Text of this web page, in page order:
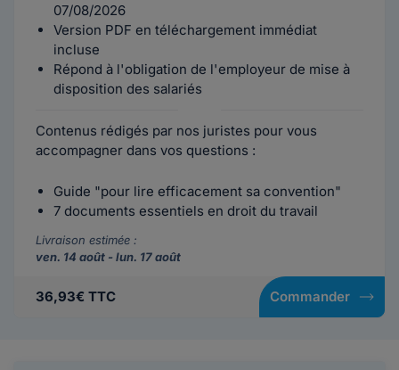
07/08/2026
Version PDF en téléchargement immédiat
incluse
Répond à l'obligation de l'employeur de mise à
disposition des salariés
Contenus rédigés par nos juristes pour vous
accompagner dans vos questions :
Guide "pour lire efficacement sa convention"
7 documents essentiels en droit du travail
Livraison estimée :
ven. 14 août - lun. 17 août
36,93€ TTC Commander